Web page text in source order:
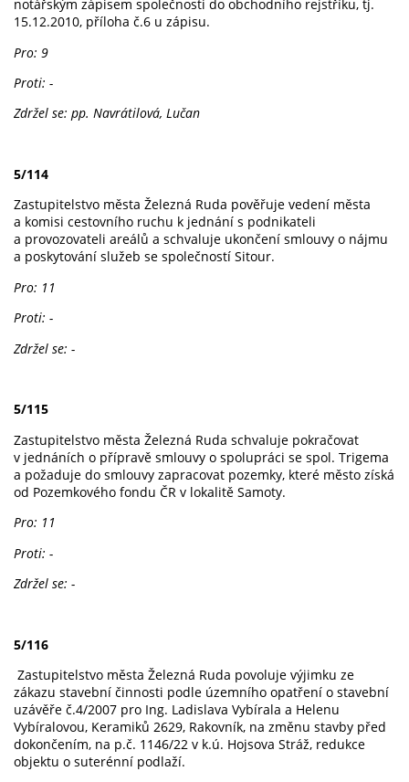
notářským zápisem společnosti do obchodního rejstříku, tj.
15.12.2010, příloha č.6 u zápisu.
Pro: 9
Proti: -
Zdržel se: pp. Navrátilová, Lučan
5/114
Zastupitelstvo města Železná Ruda pověřuje vedení města
a komisi cestovního ruchu k jednání s podnikateli
a provozovateli areálů a schvaluje ukončení smlouvy o nájmu
a poskytování služeb se společností Sitour.
Pro: 11
Proti: -
Zdržel se: -
5/115
Zastupitelstvo města Železná Ruda schvaluje pokračovat
v jednáních o přípravě smlouvy o spolupráci se spol. Trigema
a požaduje do smlouvy zapracovat pozemky, které město získá
od Pozemkového fondu ČR v lokalitě Samoty.
Pro: 11
Proti: -
Zdržel se: -
5/116
Zastupitelstvo města Železná Ruda povoluje výjimku ze
zákazu stavební činnosti podle územního opatření o stavební
uzávěře č.4/2007 pro Ing. Ladislava Vybírala a Helenu
Vybíralovou, Keramiků 2629, Rakovník, na změnu stavby před
dokončením, na p.č. 1146/22 v k.ú. Hojsova Stráž, redukce
objektu o suterénní podlaží.